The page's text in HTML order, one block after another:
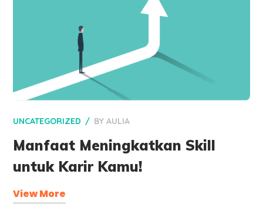
UNCATEGORIZED BYAULIA
Manfaat Meningkatkan Skill
untuk Karir Kamu!
View More